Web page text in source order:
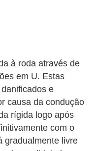
à roda através de
em U. Estas
e
causa da condução
rígida logo após
com o
gradualmente livre